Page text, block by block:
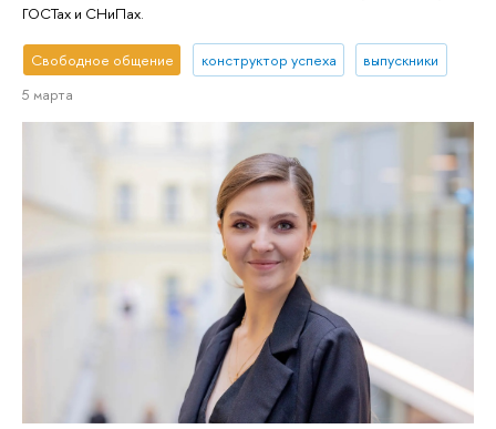
ГОСТах и СНиПах.
Свободное общение конструктор успеха
выпускники
5 марта